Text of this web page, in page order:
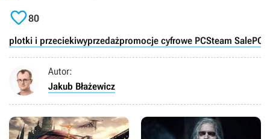
80
plotki i przeciekiwyprzedażpromocje cyfrowe PCSteam SalePC
Autor:
Jakub Błażewicz